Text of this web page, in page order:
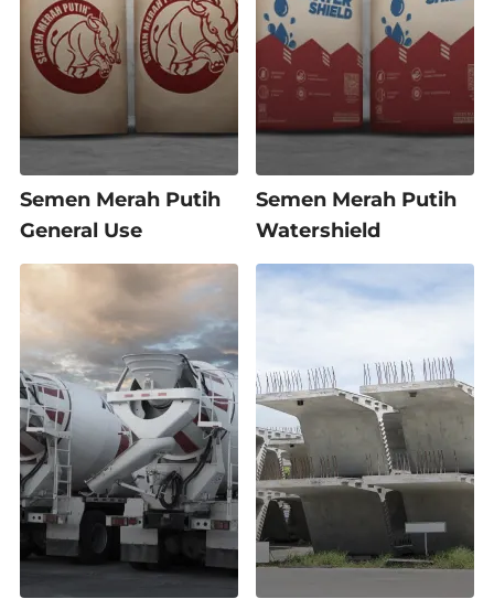
Semen Merah Putih
General Use
Semen Merah Putih
Watershield